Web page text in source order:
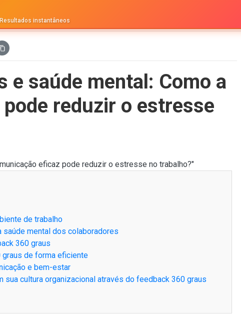
instantâneos
e saúde mental: Como a
reduzir o estresse
de trabalho
saúde mental dos colaboradores
360 graus
de forma eficiente
e bem-estar
sua cultura organizacional através do feedback 360 graus